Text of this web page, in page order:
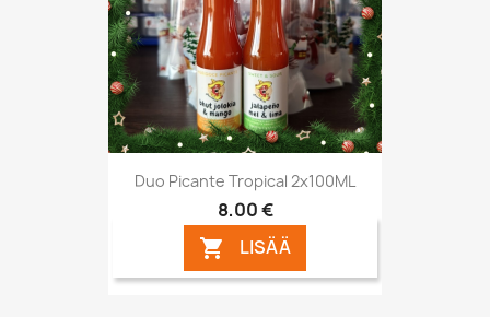
Duo Picante Tropical 2x100ML
8,00 €
 LISÄÄ